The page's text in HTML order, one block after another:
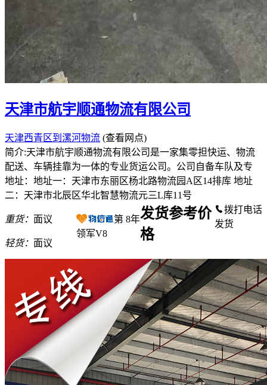
天津市航宇顺通物流有限公司
天津西青区到漯河物流 (查看网点)
简介:天津市航宇顺通物流有限公司是一家集零担快运、物流
配送、车辆挂靠为一体的专业货运公司。公司自备车队及专
地址：地址一：天津市东丽区杨北路物流园A区14排库 地址
二：天津市北辰区华北智慧物流元三L库11号
重货： 面议
轻货： 面议
第 8年
领军V8
拨打电话
发货
发货参考价
格